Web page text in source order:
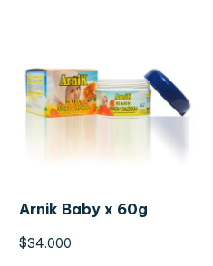
Arnik Baby x 60g
$34.000